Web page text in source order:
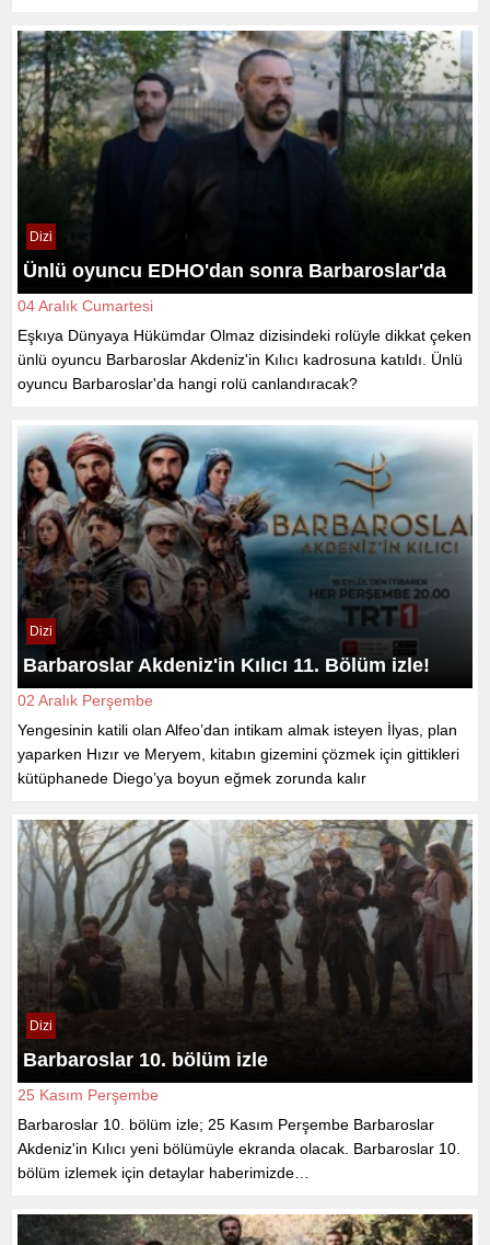
Dizi
Ünlü oyuncu EDHO'dan sonra Barbaroslar'da
04 Aralık Cumartesi
Eşkıya Dünyaya Hükümdar Olmaz dizisindeki rolüyle dikkat çeken
ünlü oyuncu Barbaroslar Akdeniz'in Kılıcı kadrosuna katıldı. Ünlü
oyuncu Barbaroslar'da hangi rolü canlandıracak?
Dizi
Barbaroslar Akdeniz'in Kılıcı 11. Bölüm izle!
02 Aralık Perşembe
Yengesinin katili olan Alfeo’dan intikam almak isteyen İlyas, plan
yaparken Hızır ve Meryem, kitabın gizemini çözmek için gittikleri
kütüphanede Diego’ya boyun eğmek zorunda kalır
Dizi
Barbaroslar 10. bölüm izle
25 Kasım Perşembe
Barbaroslar 10. bölüm izle; 25 Kasım Perşembe Barbaroslar
Akdeniz'in Kılıcı yeni bölümüyle ekranda olacak. Barbaroslar 10.
bölüm izlemek için detaylar haberimizde…